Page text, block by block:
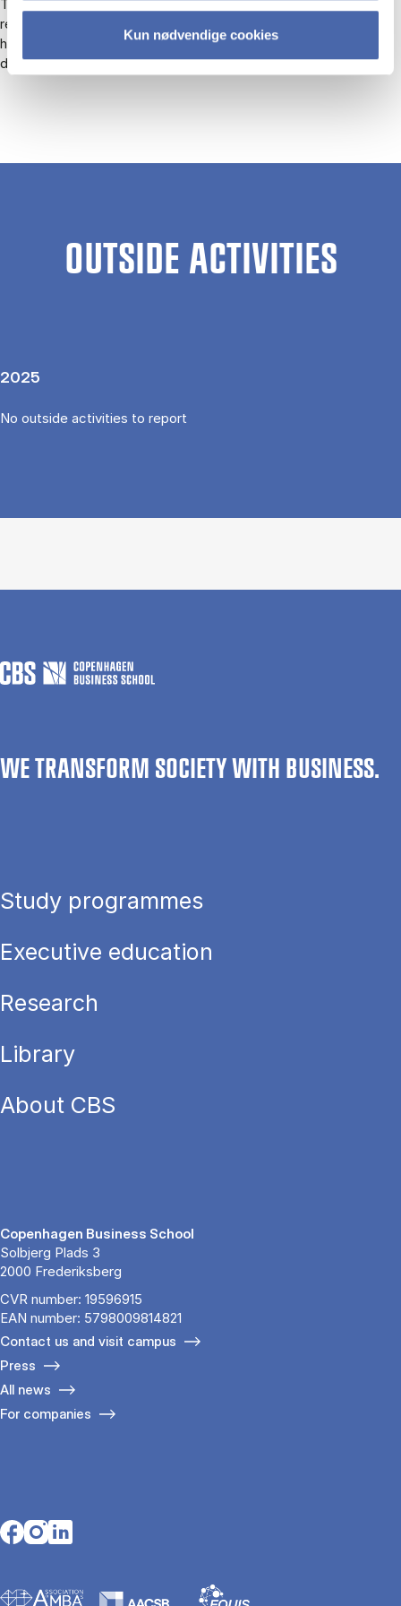
Kun nødvendige cookies
The project delves into how humanitarian actors perceive
responsibility for sexual transgressions and respond to it, and
how aid workers assess and navigate in spaces of potential
discomfort.
OUTSIDE ACTIVITIES
2025
No out­side activ­it­ies to re­port
WE TRANSFORM SOCIETY WITH BUSINESS.
Study programmes
Executive education
Research
Library
About CBS
Copenhagen Business School
Solbjerg Plads 3
2000 Frederiksberg
CVR number: 19596915
EAN number: 5798009814821
Contact us and visit campus
Press
All news
For companies
Opens in a new tab
Opens in a new tab
Opens in a new tab